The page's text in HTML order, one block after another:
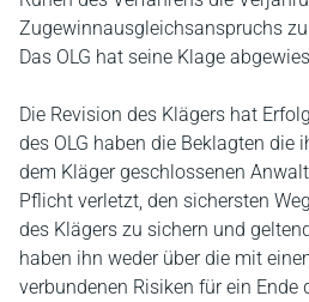
Zugewinnausgleichsanspruchs
Das OLG hat seine Klage
Die Revision des Klägers hat
des OLG haben die Beklagten die
dem Kläger geschlossenen
Pflicht verletzt, den sichersten
des Klägers zu sichern und
haben ihn weder über die mit
verbundenen Risiken für ein Ende